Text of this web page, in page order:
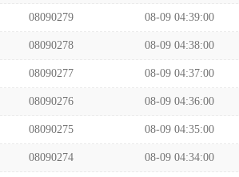
08090279 08-09 04:39:00
08090278 08-09 04:38:00
08090277 08-09 04:37:00
08090276 08-09 04:36:00
08090275 08-09 04:35:00
08090274 08-09 04:34:00